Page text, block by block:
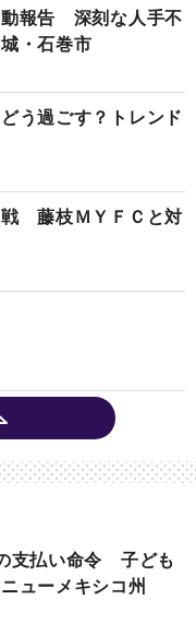
動報告 深刻な人手不
・石巻市
う過ごす？トレンド
戦 藤枝ＭＹＦＣと対
支払い命令 子ども
ューメキシコ州